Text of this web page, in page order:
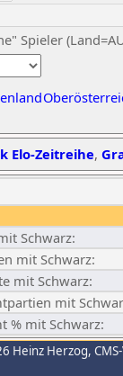
Spieler
Elo-Zeitreihe,
Schwarz:
mit Schwarz:
mit Schwarz:
mit
% mit Schwarz:
Heinz Herzog,